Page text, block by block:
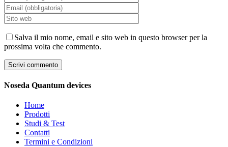
Salva il mio nome, email e sito web in questo browser per la
prossima volta che commento.
Noseda Quantum devices
Home
Prodotti
Studi & Test
Contatti
Termini e Condizioni